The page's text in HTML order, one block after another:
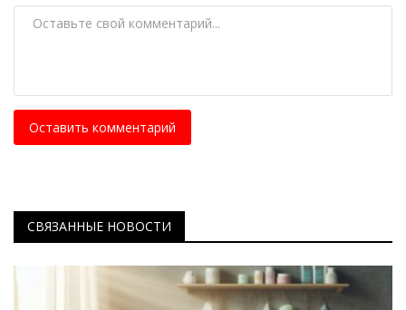
Оставить комментарий
СВЯЗАННЫЕ НОВОСТИ